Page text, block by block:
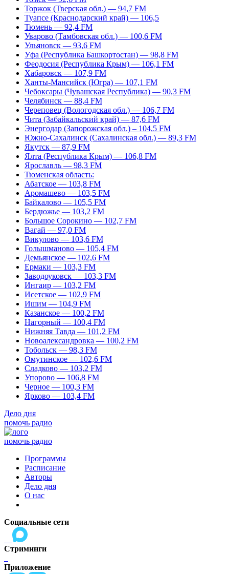
Торжок (Тверская обл.) — 94,7 FM
Туапсе (Краснодарский край) — 106,5
Тюмень — 92,4 FM
Уварово (Тамбовская обл.) — 100,6 FM
Ульяновск — 93,6 FM
Уфа (Республика Башкортостан) — 98,8 FM
Феодосия (Республика Крым) — 106,1 FM
Хабаровск — 107,9 FM
Ханты-Мансийск (Югра) — 107,1 FM
Чебоксары (Чувашская Республика) — 90,3 FM
Челябинск — 88,4 FM
Череповец (Вологодская обл.) — 106,7 FM
Чита (Забайкальский край) — 87,6 FM
Энергодар (Запорожская обл.) – 104,5 FM
Южно-Сахалинск (Сахалинская обл.) — 89,3 FM
Якутск — 87,9 FM
Ялта (Республика Крым) — 106,8 FM
Ярославль — 98,3 FM
Тюменская область:
Абатское — 103,8 FM
Аромашево — 103,5 FM
Байкалово — 105,5 FM
Бердюжье — 103,2 FM
Большое Сорокино — 102,7 FM
Вагай — 97,0 FM
Викулово — 103,6 FM
Голышманово — 105,4 FM
Демьянское — 102,6 FM
Ермаки — 103,3 FM
Заводоуковск — 103,3 FM
Ингаир — 103,2 FM
Исетское — 102,9 FM
Ишим — 104,9 FM
Казанское — 100,2 FM
Нагорный — 100,4 FM
Нижняя Тавда — 101,2 FM
Новоалександровка — 100,2 FM
Тобольск — 98,3 FM
Омутинское — 102,6 FM
Сладково — 103,2 FM
Упорово — 106,8 FM
Черное — 100,3 FM
Ярково — 103,4 FM
Дело дня
помочь радио
помочь радио
Программы
Расписание
Авторы
Дело дня
О нас
Социальные сети
Стриминги
Приложение